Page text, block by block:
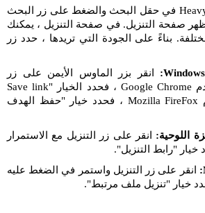
إذا قمت بإدراج رابط HeavyR في حقل البحث والضغط على زر البحث
صفحة التنزيل. في صفحة التنزيل ، يمكنك
بناءً على الجودة التي تريدها ، حدد زر
انقر بزر الماوس الأيمن على زر
التنزيل. إذا كنت تستخدم Google Chrome ، فحدد الخيار "Save link
as...". إذا كنت تستخدم Mozilla FireFox ، فحدد خيار "حفظ الهدف
انقر على زر التنزيل مع الاستمرار
"رابط التنزيل".
انقر على زر التنزيل واستمر في الضغط عليه
خيار "تنزيل ملف مرتبط".